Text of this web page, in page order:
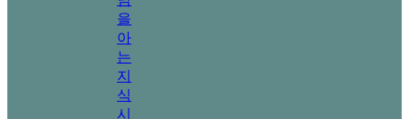
을
아
는
지
식
시